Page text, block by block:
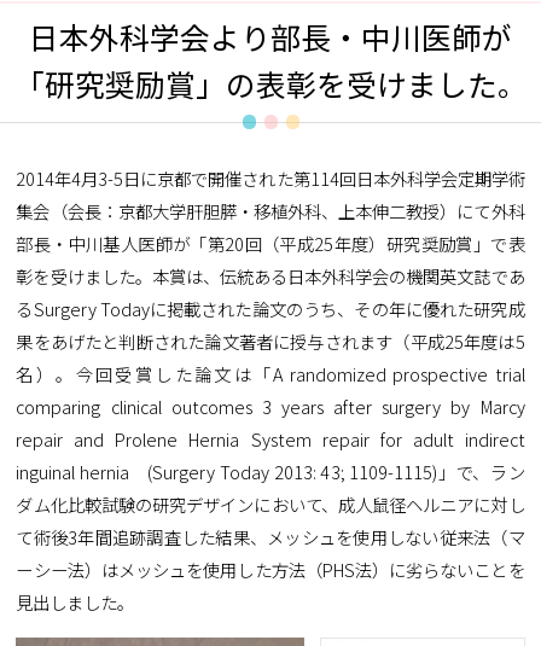
日本外科学会より部長・中川医師が
「研究奨励賞」の表彰を受けました。
2014年4月3-5日に京都で開催された第114回日本外科学会定期学術
集会（会長：京都大学肝胆膵・移植外科、上本伸二教授）にて外科
部長・中川基人医師が「第20回（平成25年度）研究奨励賞」で表
彰を受けました。本賞は、伝統ある日本外科学会の機関英文誌であ
るSurgery Todayに掲載された論文のうち、その年に優れた研究成
果をあげたと判断された論文著者に授与されます（平成25年度は5
名）。今回受賞した論文は「A randomized prospective trial
comparing clinical outcomes 3 years after surgery by Marcy
repair and Prolene Hernia System repair for adult indirect
inguinal hernia (Surgery Today 2013: 43; 1109-1115)」で、ラン
ダム化比較試験の研究デザインにおいて、成人鼠径ヘルニアに対し
て術後3年間追跡調査した結果、メッシュを使用しない従来法（マ
ーシー法）はメッシュを使用した方法（PHS法）に劣らないことを
見出しました。